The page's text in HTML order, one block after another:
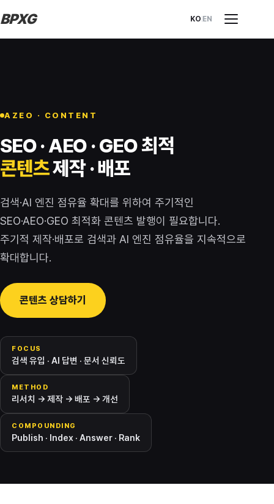
BPXG KO EN
AZEO · CONTENT
SEO · AEO · GEO 최적
콘텐츠제작 · 배포
검색·AI 엔진 점유율 확대를 위하여 주기적인
SEO·AEO·GEO 최적화 콘텐츠 발행이 필요합니다.
주기적 제작·배포로 검색과 AI 엔진 점유율을 지속적으로
확대합니다.
콘텐츠 상담하기
FOCUS
검색 유입 · AI 답변 · 문서 신뢰도
METHOD
리서치 → 제작 → 배포 → 개선
COMPOUNDING
Publish · Index · Answer · Rank